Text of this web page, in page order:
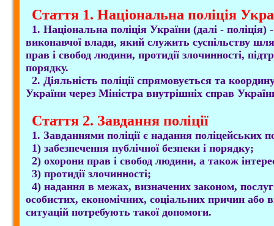
Стаття 1. Національна поліція
1. Національна поліція України (далі -
виконавчої влади, який служить суспільству
прав і свобод людини, протидії злочинності,
порядку.
2. Діяльність поліції спрямовується та
України через Міністра внутрішніх справ
Стаття 2. Завдання поліції
1. Завданнями поліції є надання поліцейських
1) забезпечення публічної безпеки і порядку;
2) охорони прав і свобод людини, а також
3) протидії злочинності;
4) надання в межах, визначених законом,
особистих, економічних, соціальних причин або
ситуацій потребують такої допомоги.